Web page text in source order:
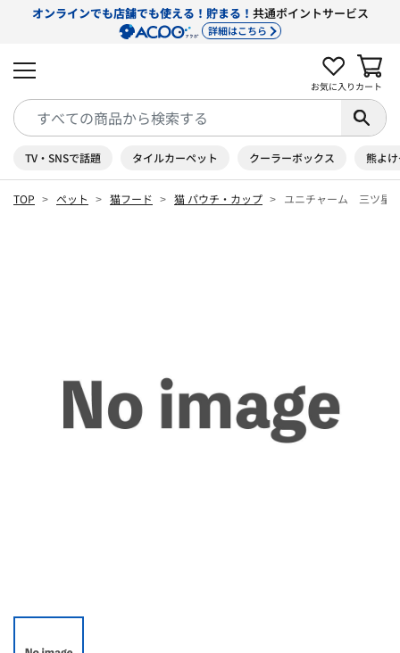
オンラインでも店舗でも使える！貯まる！ 共通ポイントサービス
詳細はこちら
お気に入り カート
TV・SNSで話題 タイルカーペット クーラーボックス 熊よ
TOP ペット 猫フード 猫 パウチ・カップ ユニチャーム 三ツ星